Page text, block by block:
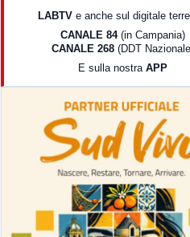
LabNews
LabNews
LABTV e anche sul digitale
CANALE 84 (in Campania)
CANALE 268 (DDT
E sulla nostra APP